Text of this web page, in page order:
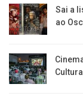
Sai a
ao